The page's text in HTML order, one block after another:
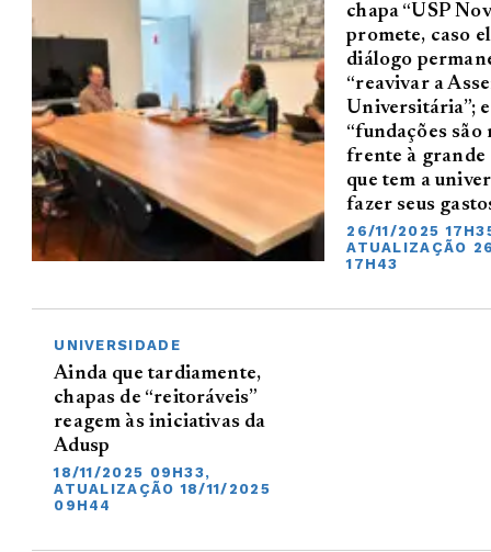
chapa “USP
promete, caso
diálogo
“reavivar a
Universitária”;
“fundações são
frente à
que tem a
fazer seus
26/11/2025
ATUALIZAÇÃO
17H43
UNIVERSIDADE
Ainda que tardiamente,
chapas de “reitoráveis”
reagem às iniciativas da
Adusp
18/11/2025 09H33,
ATUALIZAÇÃO 18/11/2025
09H44